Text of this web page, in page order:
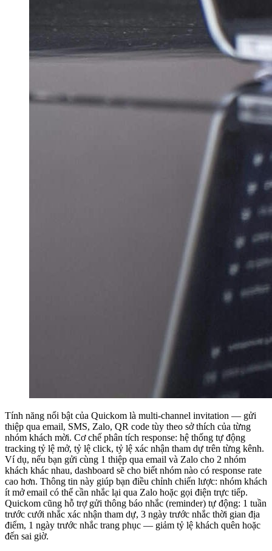
Tính năng nổi bật của Quickom là multi-channel invitation — gửi
thiệp qua email, SMS, Zalo, QR code tùy theo sở thích của từng
nhóm khách mời. Cơ chế phân tích response: hệ thống tự động
tracking tỷ lệ mở, tỷ lệ click, tỷ lệ xác nhận tham dự trên từng kênh.
Ví dụ, nếu bạn gửi cùng 1 thiệp qua email và Zalo cho 2 nhóm
khách khác nhau, dashboard sẽ cho biết nhóm nào có response rate
cao hơn. Thông tin này giúp bạn điều chỉnh chiến lược: nhóm khách
ít mở email có thể cần nhắc lại qua Zalo hoặc gọi điện trực tiếp.
Quickom cũng hỗ trợ gửi thông báo nhắc (reminder) tự động: 1 tuần
trước cưới nhắc xác nhận tham dự, 3 ngày trước nhắc thời gian địa
điểm, 1 ngày trước nhắc trang phục — giảm tỷ lệ khách quên hoặc
đến sai giờ.